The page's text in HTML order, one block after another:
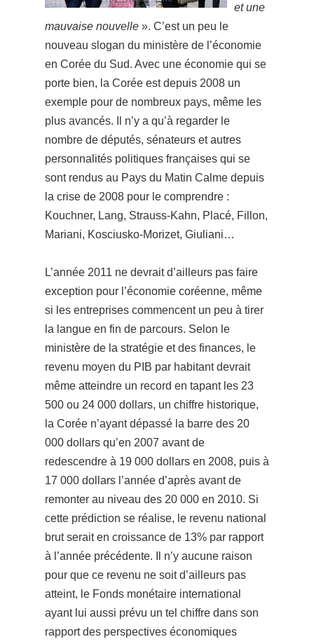
et une
mauvaise nouvelle ». C’est un peu le
nouveau slogan du ministère de l’économie
en Corée du Sud. Avec une économie qui se
porte bien, la Corée est depuis 2008 un
exemple pour de nombreux pays, même les
plus avancés. Il n’y a qu’à regarder le
nombre de députés, sénateurs et autres
personnalités politiques françaises qui se
sont rendus au Pays du Matin Calme depuis
la crise de 2008 pour le comprendre :
Kouchner, Lang, Strauss-Kahn, Placé, Fillon,
Mariani, Kosciusko-Morizet, Giuliani…
L’année 2011 ne devrait d’ailleurs pas faire
exception pour l’économie coréenne, même
si les entreprises commencent un peu à tirer
la langue en fin de parcours. Selon le
ministère de la stratégie et des finances, le
revenu moyen du PIB par habitant devrait
même atteindre un record en tapant les 23
500 ou 24 000 dollars, un chiffre historique,
la Corée n’ayant dépassé la barre des 20
000 dollars qu’en 2007 avant de
redescendre à 19 000 dollars en 2008, puis à
17 000 dollars l’année d’après avant de
remonter au niveau des 20 000 en 2010. Si
cette prédiction se réalise, le revenu national
brut serait en croissance de 13% par rapport
à l’année précédente. Il n’y aucune raison
pour que ce revenu ne soit d’ailleurs pas
atteint, le Fonds monétaire international
ayant lui aussi prévu un tel chiffre dans son
rapport des perspectives économiques